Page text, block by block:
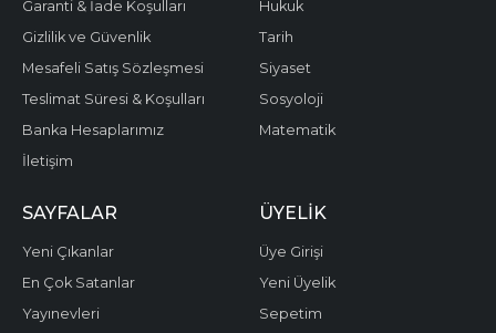
Garanti & İade Koşulları
Gizlilik ve Güvenlik
Mesafeli Satış Sözleşmesi
Teslimat Süresi & Koşulları
Banka Hesaplarımız
İletişim
Hukuk
Tarih
Siyaset
Sosyoloji
Matematik
SAYFALAR
Yeni Çıkanlar
En Çok Satanlar
Yayınevleri
ÜYELIK
Üye Girişi
Yeni Üyelik
Sepetim